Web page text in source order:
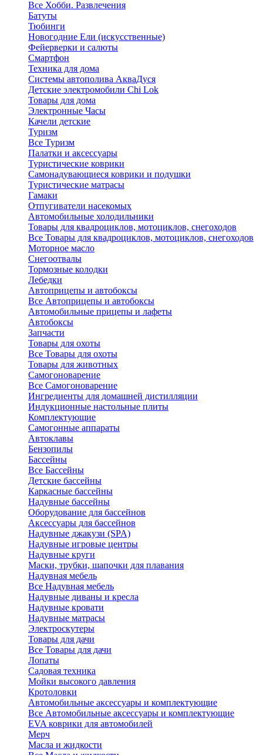
Все Хобби. Развлечения
Батуты
Тюбинги
Новогодние Ели (искусственные)
Фейерверки и салюты
Смартфон
Техника для дома
Системы автополива АкваДуся
Детские электромобили Chi Lok
Товары для дома
Электронные Часы
Качели детские
Туризм
Все Туризм
Палатки и аксессуары
Туристические коврики
Самонадувающиеся коврики и подушки
Туристические матрасы
Гамаки
Отпугиватели насекомых
Автомобильные холодильники
Товары для квадроциклов, мотоциклов, снегоходов
Все Товары для квадроциклов, мотоциклов, снегоходов
Моторное масло
Снегоотвалы
Тормозные колодки
Лебедки
Автоприцепы и автобоксы
Все Автоприцепы и автобоксы
Автомобильные прицепы и лафеты
Автобоксы
Запчасти
Товары для охоты
Все Товары для охоты
Товары для животных
Самогоноварение
Все Самогоноварение
Ингредиенты для домашней дистилляции
Индукционные настольные плиты
Комплектующие
Самогонные аппараты
Автоклавы
Бензопилы
Бассейны
Все Бассейны
Детские бассейны
Каркасные бассейны
Надувные бассейны
Оборудование для бассейнов
Аксессуары для бассейнов
Надувные джакузи (SPA)
Надувные игровые центры
Надувные круги
Маски, трубки, шапочки для плавания
Надувная мебель
Все Надувная мебель
Надувные диваны и кресла
Надувные кровати
Надувные матрасы
Электроскутеры
Товары для дачи
Все Товары для дачи
Лопаты
Садовая техника
Мойки высокого давления
Кротоловки
Автомобильные аксессуары и комплектующие
Все Автомобильные аксессуары и комплектующие
EVA коврики для автомобилей
Мерч
Масла и жидкости